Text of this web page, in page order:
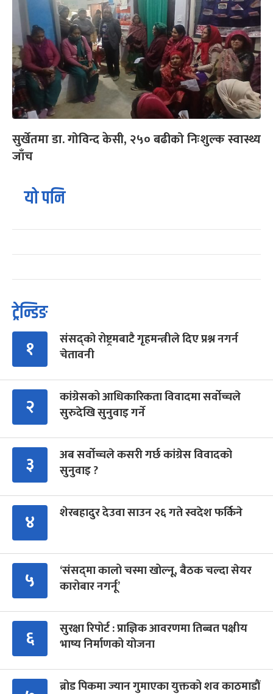
सुर्खेतमा डा. गोविन्द केसी, २५० बढीको निःशुल्क स्वास्थ्य
जाँच
यो पनि
ट्रेन्डिङ
१
संसद्को रोष्ट्रमबाटै गृहमन्त्रीले दिए प्रश्न नगर्न
चेतावनी
२
कांग्रेसको आधिकारिकता विवादमा सर्वोच्चले
सुरुदेखि सुनुवाइ गर्ने
३
अब सर्वोच्चले कसरी गर्छ कांग्रेस विवादको
सुनुवाइ ?
४ शेरबहादुर देउवा साउन २६ गते स्वदेश फर्किने
५
‘संसद्‍मा कालो चस्मा खोल्नू, बैठक चल्दा सेयर
कारोबार नगर्नू’
६
सुरक्षा रिपोर्ट : प्राज्ञिक आवरणमा तिब्बत पक्षीय
भाष्य निर्माणको योजना
ब्रोड पिकमा ज्यान गुमाएका युक्तको शव काठमाडौं